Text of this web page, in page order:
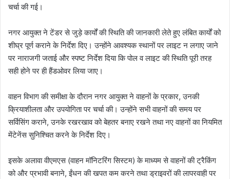
चर्चा की गई।
नगर आयुक्त ने टेंडर से जुड़े कार्यों की स्थिति की जानकारी लेते हुए लंबित कार्यों को
शीघ्र पूर्ण कराने के निर्देश दिए। उन्होंने आवश्यक स्थानों पर लाइट न लगाए जाने
पर नाराजगी जताई और स्पष्ट निर्देश दिया कि पोल व लाइट की स्थिति पूरी तरह
सही होने पर ही हैंडओवर लिया जाए।
वाहन विभाग की समीक्षा के दौरान नगर आयुक्त ने वाहनों के प्रकार, उनकी
क्रियाशीलता और उपयोगिता पर चर्चा की। उन्होंने सभी वाहनों की समय पर
सर्विसिंग कराने, उनके रखरखाव को बेहतर बनाए रखने तथा नए वाहनों का नियमित
मेंटेनेंस सुनिश्चित करने के निर्देश दिए।
इसके अलावा वीएमएस (वाहन मॉनिटरिंग सिस्टम) के माध्यम से वाहनों की ट्रैकिंग
को और प्रभावी बनाने, ईंधन की खपत कम करने तथा ड्राइवरों की लापरवाही पर